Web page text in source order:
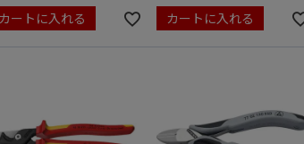
カートに入れる カートに入れる